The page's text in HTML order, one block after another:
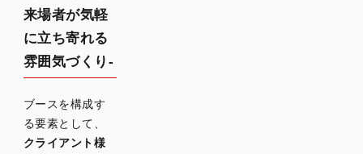
来場者が気軽
に立ち寄れる
雰囲気づくり-
ブースを構成す
る要素として、
クライアント様